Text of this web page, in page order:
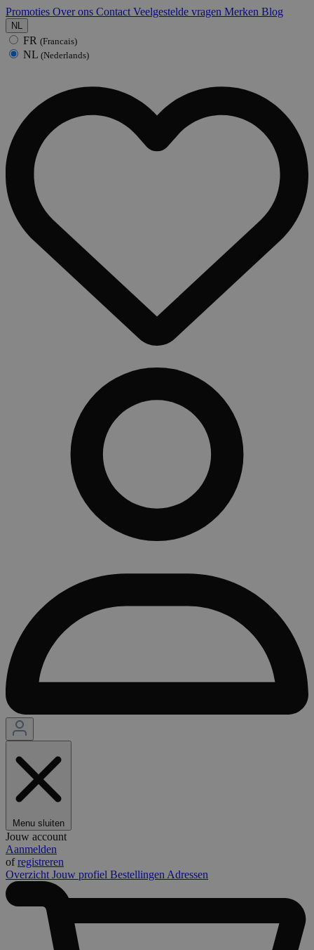
Promoties Over ons Contact Veelgestelde vragen Merken Blog
NL
FR (Francais)
NL (Nederlands)
Menu sluiten
Jouw account
Aanmelden
ofregistreren
Overzicht Jouw profiel Bestellingen Adressen